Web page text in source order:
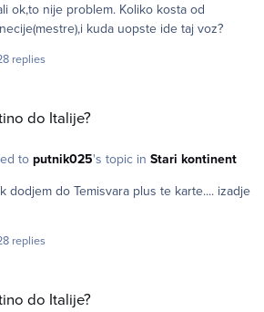
ok,to nije problem. Koliko kosta od
kuda uopste ide taj voz?
replies
do Italije?
to putnik025's topic in Stari kontinent
dodjem do Temisvara plus te karte.... izadje
replies
do Italije?